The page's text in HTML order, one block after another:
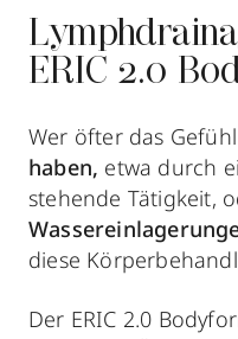
ERIC 2.0
Wer öfter das
haben, etwa durch
stehende Tätigkeit,
diese
Der ERIC 2.0